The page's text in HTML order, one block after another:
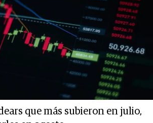
que más subieron en julio,